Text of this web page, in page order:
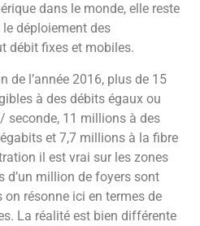
dans le monde, elle reste
déploiement des
débit fixes et mobiles.
de l’année 2016, plus de 15
à des débits égaux ou
seconde, 11 millions à des
et 7,7 millions à la fibre
il est vrai sur les zones
d’un million de foyers sont
résonne ici en termes de
La réalité est bien différente